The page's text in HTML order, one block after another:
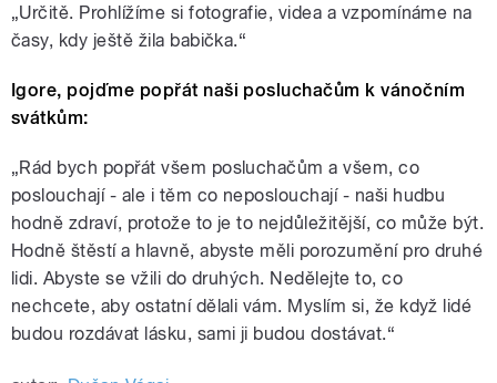
„Určitě. Prohlížíme si fotografie, videa a vzpomínáme na
časy, kdy ještě žila babička.“
Igore, pojďme popřát naši posluchačům k vánočním
svátkům:
„Rád bych popřát všem posluchačům a všem, co
poslouchají - ale i těm co neposlouchají - naši hudbu
hodně zdraví, protože to je to nejdůležitější, co může být.
Hodně štěstí a hlavně, abyste měli porozumění pro druhé
lidi. Abyste se vžili do druhých. Nedělejte to, co
nechcete, aby ostatní dělali vám. Myslím si, že když lidé
budou rozdávat lásku, sami ji budou dostávat.“